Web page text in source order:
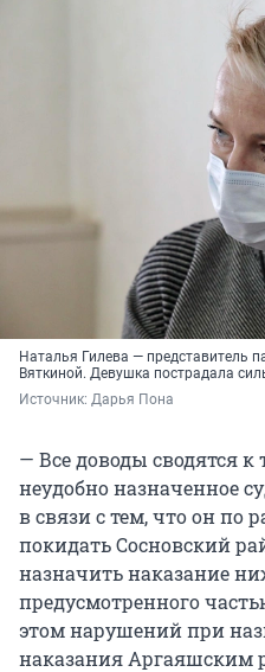
Наталья Гилева — представитель
Вяткиной. Девушка пострадала
Источник: Дарья Пона
— Все доводы сводятся к
неудобно назначенное
в связи с тем, что он по
покидать Сосновский
назначить наказание
предусмотренного
этом нарушений при
наказания Аргаяшским